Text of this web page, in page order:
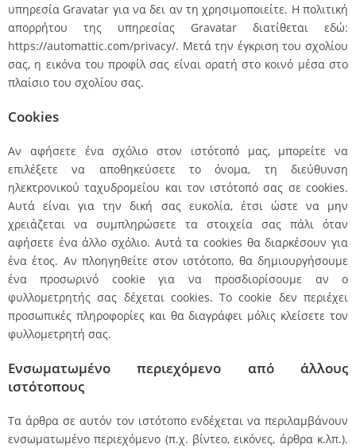
υπηρεσία Gravatar για να δει αν τη χρησιμοποιείτε. Η πολιτική
απορρήτου της υπηρεσίας Gravatar διατίθεται εδώ:
https://automattic.com/privacy/. Μετά την έγκριση του σχολίου
σας, η εικόνα του προφίλ σας είναι ορατή στο κοινό μέσα στο
πλαίσιο του σχολίου σας.
Cookies
Αν αφήσετε ένα σχόλιο στον ιστότοπό μας, μπορείτε να
επιλέξετε να αποθηκεύσετε το όνομα, τη διεύθυνση
ηλεκτρονικού ταχυδρομείου και τον ιστότοπό σας σε cookies.
Αυτά είναι για την δική σας ευκολία, έτσι ώστε να μην
χρειάζεται να συμπληρώσετε τα στοιχεία σας πάλι όταν
αφήσετε ένα άλλο σχόλιο. Αυτά τα cookies θα διαρκέσουν για
ένα έτος. Αν πλοηγηθείτε στον ιστότοπο, θα δημιουργήσουμε
ένα προσωρινό cookie για να προσδιορίσουμε αν ο
φυλλομετρητής σας δέχεται cookies. Το cookie δεν περιέχει
προσωπικές πληροφορίες και θα διαγράφει μόλις κλείσετε τον
φυλλομετρητή σας.
Ενσωματωμένο περιεχόμενο από άλλους
ιστότοπους
Τα άρθρα σε αυτόν τον ιστότοπο ενδέχεται να περιλαμβάνουν
ενσωματωμένο περιεχόμενο (π.χ. βίντεο, εικόνες, άρθρα κ.λπ.).